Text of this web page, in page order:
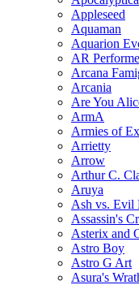
Appleseed
Aquaman
Aquarion
AR
Arcana
Arcania
Are You
ArmA
Armies of
Arrietty
Arrow
Arthur C.
Aruya
Ash vs. Evil
Assassin's
Asterix and
Astro Boy
Astro G Art
Asura's